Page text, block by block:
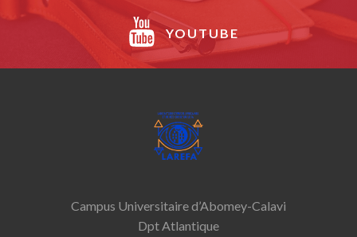
YOUTUBE
Campus Universitaire d’Abomey-­Calavi
Dpt Atlantique